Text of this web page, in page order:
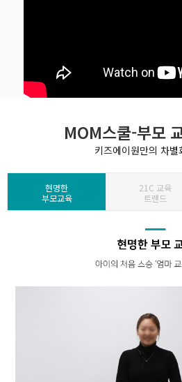
MOM스쿨-부모
키즈에이원만의 차별
현명한
부모교육
21C 교육
트랜드